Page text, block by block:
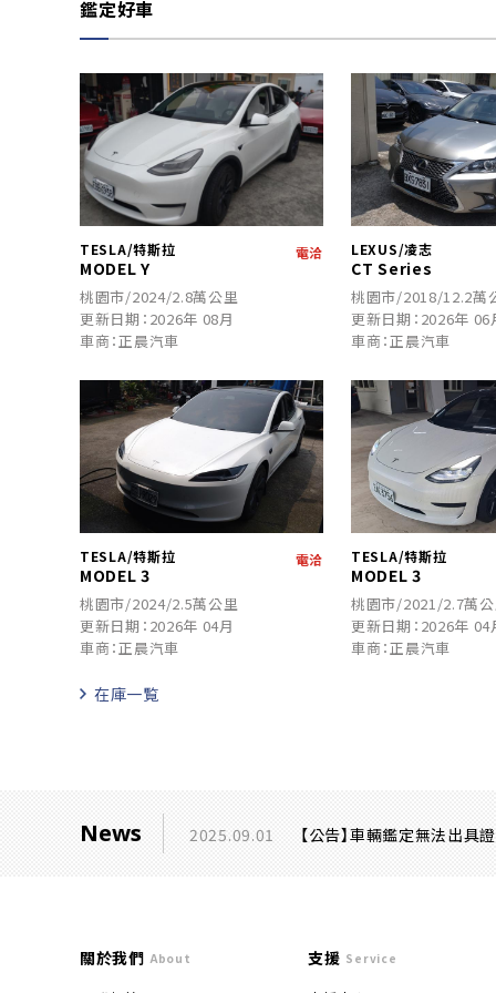
鑑定好車
TESLA/特斯拉
MODEL Y
電洽
桃園市/2024/2.8萬公里
更新日期：2026年 08月
車商：正晨汽車
LEXUS/凌志
CT Series
桃園市/2018/12.2萬
更新日期：2026年 06
車商：正晨汽車
TESLA/特斯拉
MODEL 3
電洽
桃園市/2024/2.5萬公里
更新日期：2026年 04月
車商：正晨汽車
TESLA/特斯拉
MODEL 3
桃園市/2021/2.7萬
更新日期：2026年 04
車商：正晨汽車
在庫一覧
News 2025.09.01 【公告】車輛鑑定無法出具
關於我們 About 支援 Service